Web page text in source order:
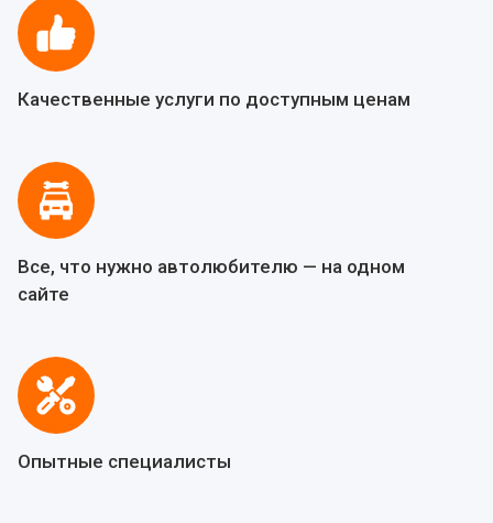
Качественные услуги по доступным ценам
Все, что нужно автолюбителю — на одном
сайте
Опытные специалисты